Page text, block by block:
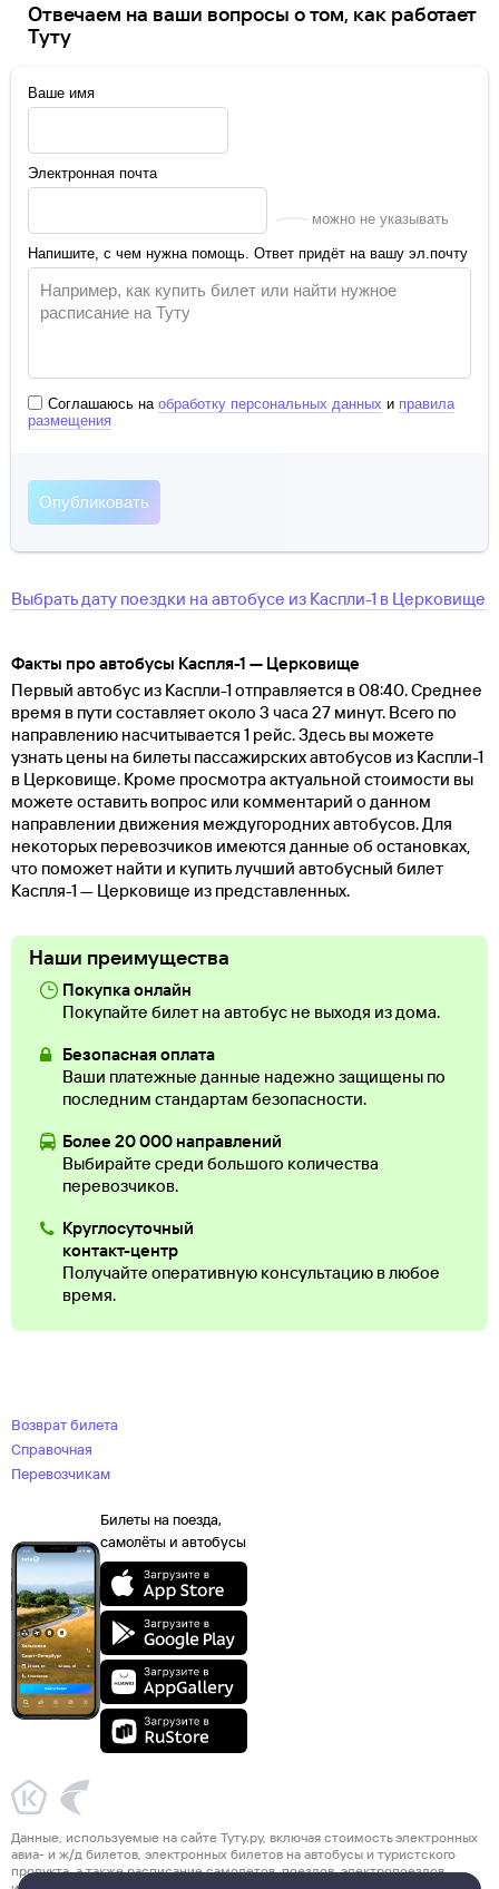
Отвечаем на ваши вопросы о том, как работает
Туту
Ваше имя
Электронная почта
можно не указывать
Напишите, с чем нужна помощь. Ответ придёт на вашу эл.почту
Соглашаюсь на обработку персональных данных и правила
размещения
Выбрать дату поездки на автобусе из Каспли-1 в Церковище
Факты про автобусы Каспля-1 — Церковище
Первый автобус из Каспли-1 отправляется в 08:40. Среднее
время в пути составляет около 3 часа 27 минут. Всего по
направлению насчитывается 1 рейс. Здесь вы можете
узнать цены на билеты пассажирских автобусов из Каспли-1
в Церковище. Кроме просмотра актуальной стоимости вы
можете оставить вопрос или комментарий о данном
направлении движения междугородних автобусов. Для
некоторых перевозчиков имеются данные об остановках,
что поможет найти и купить лучший автобусный билет
Каспля-1 — Церковище из представленных.
Наши преимущества
Покупка онлайн
Покупайте билет на автобус не выходя из дома.
Безопасная оплата
Ваши платежные данные надежно защищены по
последним стандартам безопасности.
Более 20 000 направлений
Выбирайте среди большого количества
перевозчиков.
Круглосуточный
контакт-центр
Получайте оперативную консультацию в любое
время.
Возврат билета
Справочная
Перевозчикам
Билеты на поезда,
самолёты и автобусы
Данные, используемые на сайте Туту.ру, включая стоимость электронных
авиа- и ж/д билетов, электронных билетов на автобусы и туристского
продукта, а также расписание самолетов, поездов, электропоездов